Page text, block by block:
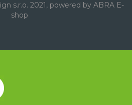
s.r.o. 2021, powered by ABRA E-
shop